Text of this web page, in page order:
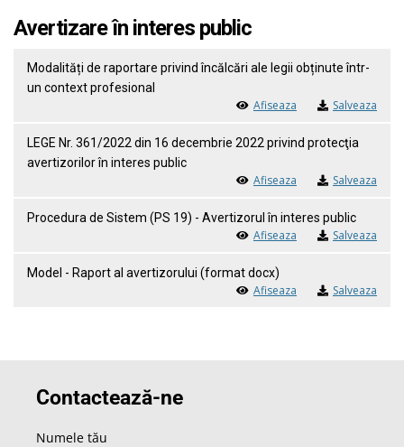
Avertizare în interes public
Modalități de raportare privind încălcări ale legii obținute într-
un context profesional
Afiseaza Salveaza
LEGE Nr. 361/2022 din 16 decembrie 2022 privind protecţia
avertizorilor în interes public
Afiseaza Salveaza
Procedura de Sistem (PS 19) - Avertizorul în interes public
Afiseaza Salveaza
Model - Raport al avertizorului (format docx)
Afiseaza Salveaza